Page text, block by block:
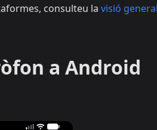
consulteu la visió
a Android